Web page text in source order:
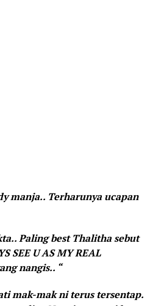
manja.. Terharunya ucapan
Paling best Thalitha sebut
SEE U AS MY REAL
nangis.. “
mak-mak ni terus tersentap.